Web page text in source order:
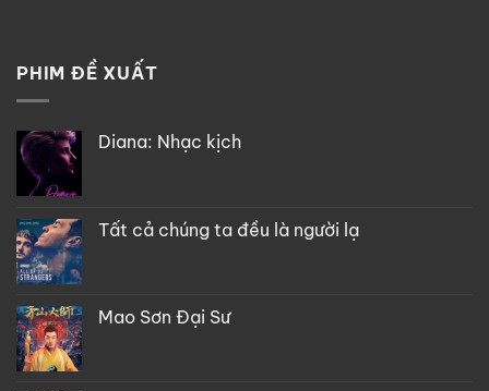
PHIM ĐỀ XUẤT
Diana: Nhạc kịch
Tất cả chúng ta đều là người lạ
Mao Sơn Đại Sư